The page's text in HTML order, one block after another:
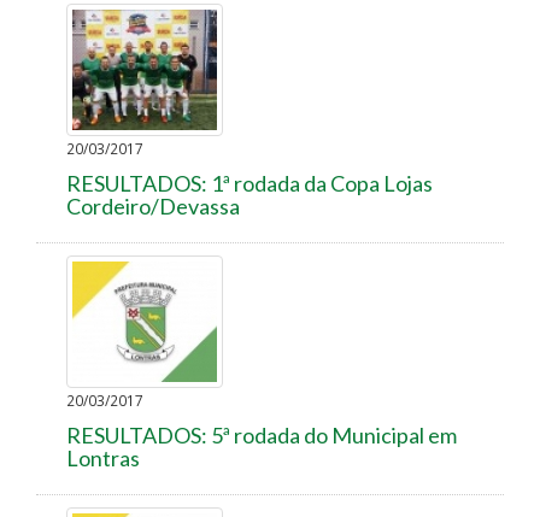
20/03/2017
RESULTADOS: 1ª rodada da Copa Lojas
Cordeiro/Devassa
20/03/2017
RESULTADOS: 5ª rodada do Municipal em
Lontras